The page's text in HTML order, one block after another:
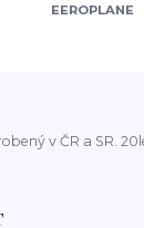
EEROPLANE
v ČR a SR.